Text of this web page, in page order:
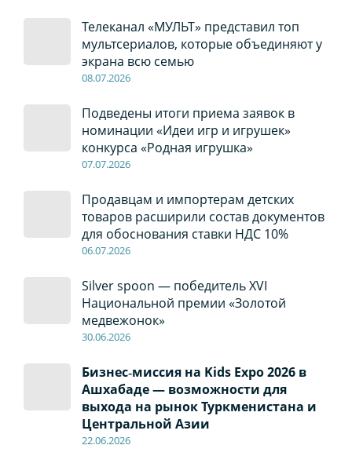
Телеканал «МУЛЬТ» представил топ
мультсериалов, которые объединяют у
экрана всю семью
08.07.2026
Подведены итоги приема заявок в
номинации «Идеи игр и игрушек»
конкурса «Родная игрушка»
07.07.2026
Продавцам и импортерам детских
товаров расширили состав документов
для обоснования ставки НДС 10%
06.07.2026
Silver spoon — победитель XVI
Национальной премии «Золотой
медвежонок»
30.06.2026
Бизнес‑миссия на Kids Expo 2026 в
Ашхабаде — возможности для
выхода на рынок Туркменистана и
Центральной Азии
22.06.2026